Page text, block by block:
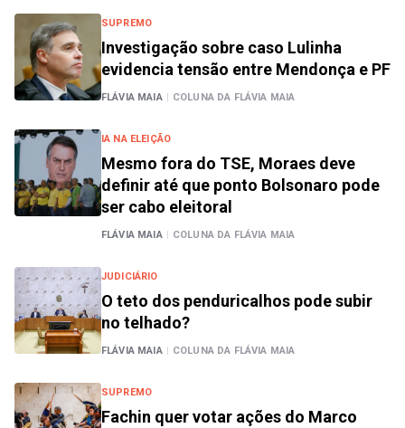
SUPREMO
Investigação sobre caso Lulinha
evidencia tensão entre Mendonça e PF
FLÁVIA MAIA | COLUNA DA FLÁVIA MAIA
IA NA ELEIÇÃO
Mesmo fora do TSE, Moraes deve
definir até que ponto Bolsonaro pode
ser cabo eleitoral
FLÁVIA MAIA | COLUNA DA FLÁVIA MAIA
JUDICIÁRIO
O teto dos penduricalhos pode subir
no telhado?
FLÁVIA MAIA | COLUNA DA FLÁVIA MAIA
SUPREMO
Fachin quer votar ações do Marco